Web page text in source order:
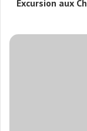
Excursion aux